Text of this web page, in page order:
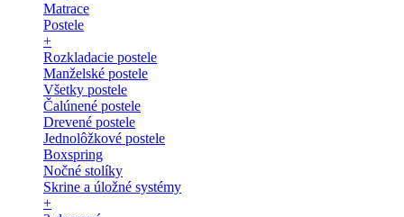
Matrace
Postele
+
Rozkladacie postele
Manželské postele
Všetky postele
Čalúnené postele
Drevené postele
Jednolôžkové postele
Boxspring
Nočné stolíky
Skrine a úložné systémy
+